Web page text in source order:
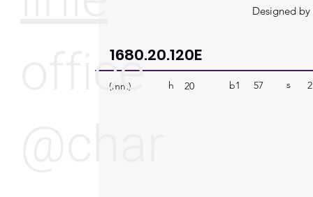
1680.20.120E
(mm) 20
h b1 57 s 2
Designed
office